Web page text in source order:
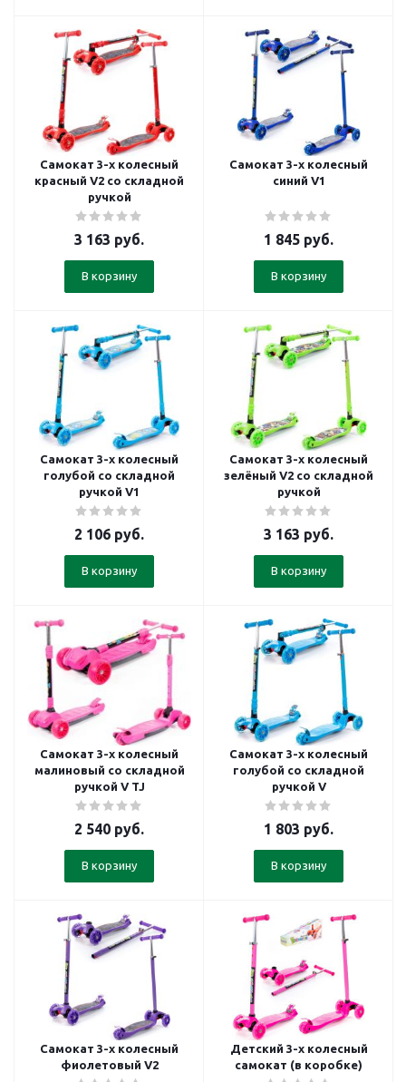
Самокат 3-х колесный
красный V2 со складной
ручкой
3 163 руб.
В корзину
Самокат 3-х колесный
синий V1
1 845 руб.
В корзину
Самокат 3-х колесный
голубой со складной
ручкой V1
2 106 руб.
В корзину
Самокат 3-х колесный
зелёный V2 со складной
ручкой
3 163 руб.
В корзину
Самокат 3-х колесный
малиновый со складной
ручкой V TJ
2 540 руб.
В корзину
Самокат 3-х колесный
голубой со складной
ручкой V
1 803 руб.
В корзину
Самокат 3-х колесный
фиолетовый V2
Детский 3-х колесный
самокат (в коробке)